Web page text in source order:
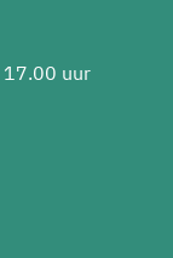
17.00 uur